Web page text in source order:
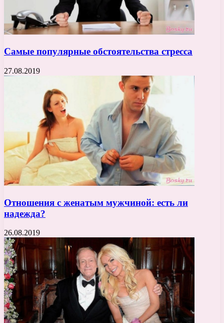
Самые популярные обстоятельства стресса
27.08.2019
Отношения с женатым мужчиной: есть ли
надежда?
26.08.2019